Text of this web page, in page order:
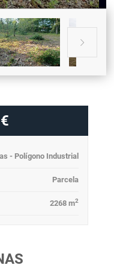

- Polígono Industrial
Parcela
2268 m2